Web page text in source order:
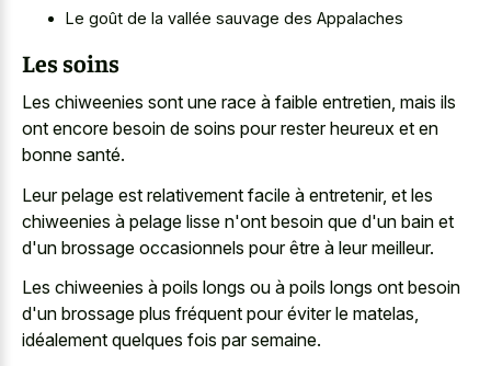
Le goût de la vallée sauvage des Appalaches
Les soins
Les chiweenies sont une race à faible entretien, mais ils
ont encore besoin de soins pour rester heureux et en
bonne santé.
Leur pelage est relativement facile à entretenir, et les
chiweenies à pelage lisse n'ont besoin que d'un bain et
d'un brossage occasionnels pour être à leur meilleur.
Les chiweenies à poils longs ou à poils longs ont besoin
d'un brossage plus fréquent pour éviter le matelas,
idéalement quelques fois par semaine.